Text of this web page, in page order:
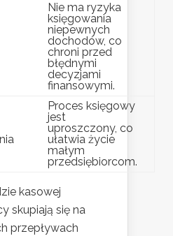
Nie ma ryzyka
księgowania
niepewnych
dochodów, co
chroni przed
błędnymi
decyzjami
finansowymi.
Proces księgowy
jest
uproszczony, co
ułatwia życie
małym
przedsiębiorcom.
kasowej
skupiają się na
przepływach